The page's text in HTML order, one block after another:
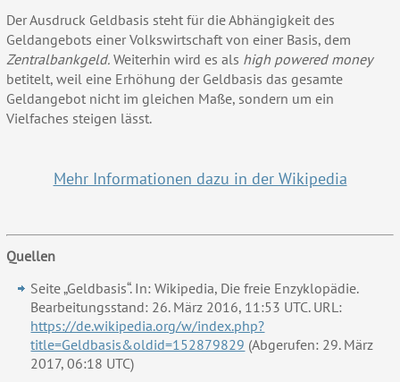
Der Ausdruck Geldbasis steht für die Abhängigkeit des
Geldangebots einer Volkswirtschaft von einer Basis, dem
Zentralbankgeld. Weiterhin wird es als high powered money
betitelt, weil eine Erhöhung der Geldbasis das gesamte
Geldangebot nicht im gleichen Maße, sondern um ein
Vielfaches steigen lässt.
Mehr Informationen dazu in der Wikipedia
Quellen
Seite „Geldbasis“. In: Wikipedia, Die freie Enzyklopädie.
Bearbeitungsstand: 26. März 2016, 11:53 UTC. URL:
https://de.wikipedia.org/w/index.php?
title=Geldbasis&oldid=152879829 (Abgerufen: 29. März
2017, 06:18 UTC)